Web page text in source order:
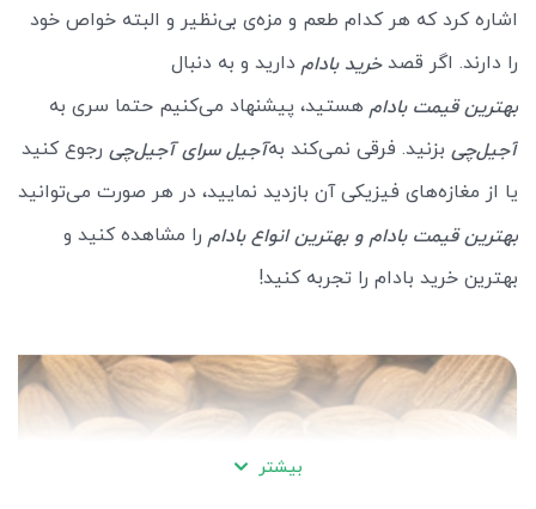
اشاره کرد که هر کدام طعم و مزه‌ی بی‌نظیر و البته خواص خود
را دارند. اگر قصدخرید بادام دارید و به دنبال
بهترین قیمت بادام هستید، پیشنهاد می‌کنیم حتما سری به
آجیل‌چی بزنید. فرقی نمی‌کند بهآجیل سرای آجیل‌چی رجوع کنید
یا از مغازه‌های فیزیکی آن بازدید نمایید، در هر صورت می‌توانید
بهترین قیمت بادام و بهترین انواع بادام را مشاهده کنید و
بهترین خرید بادام را تجربه کنید!
بیشتر